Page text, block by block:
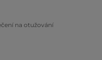
na otužování